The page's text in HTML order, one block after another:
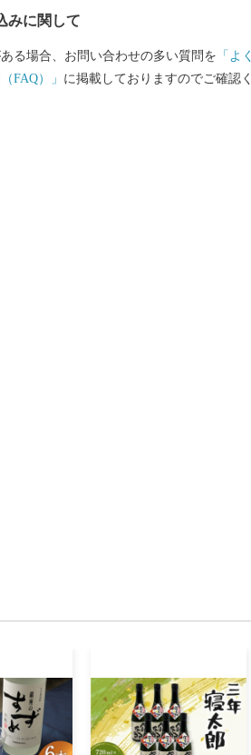
みに関して
る場合、お問い合わせの多い質問を 「よく
FAQ）」 に掲載しておりますのでご確認く